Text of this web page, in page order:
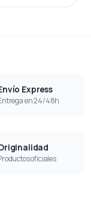
Express
en 24/48h
oficiales